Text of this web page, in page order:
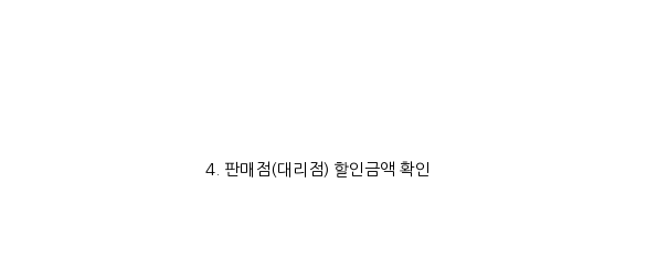
4. 판매점(대리점) 할인금액 확인